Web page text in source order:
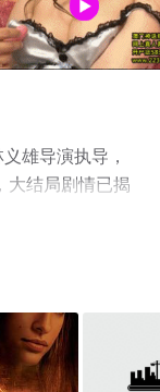
雄导演执导，
大结局剧情已揭
完整版电影大全